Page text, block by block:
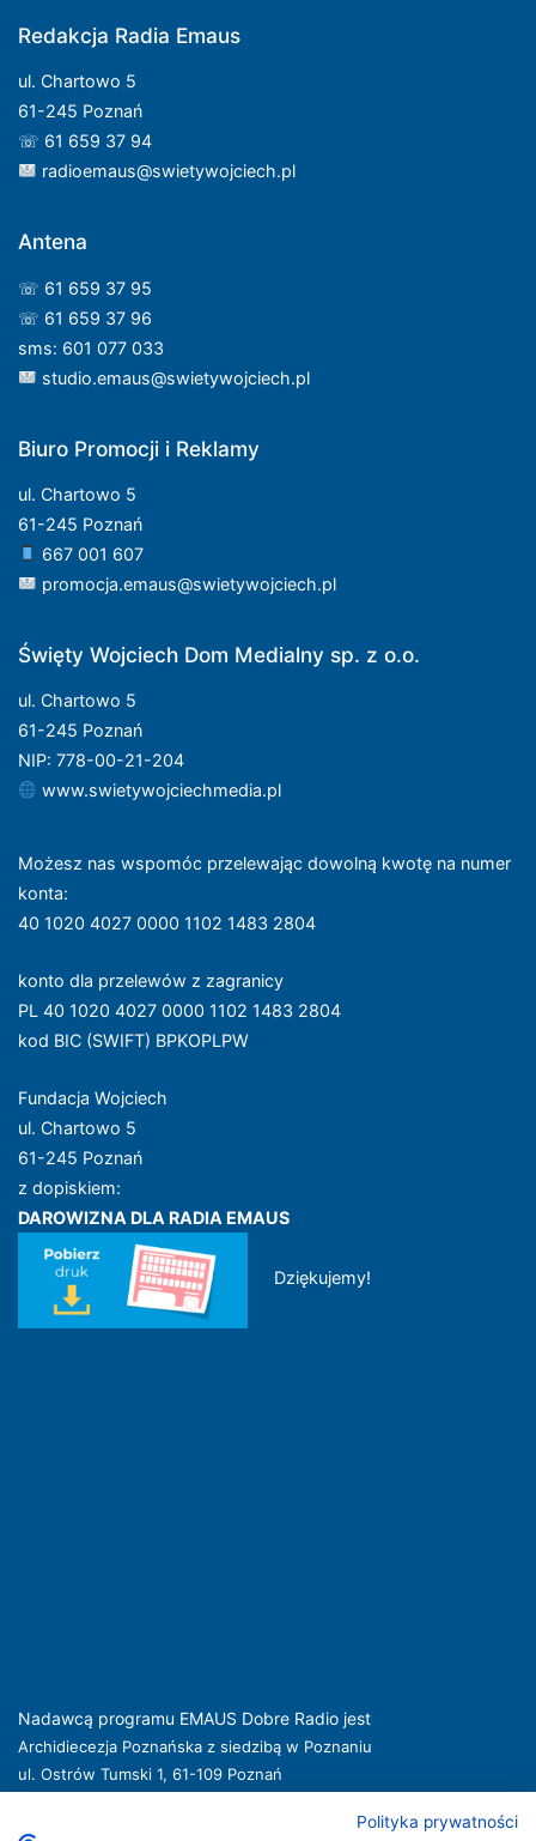
Redakcja Radia Emaus
ul. Chartowo 5
61-245 Poznań
☏ 61 659 37 94
radioemaus@swietywojciech.pl
Antena
☏ 61 659 37 95
☏ 61 659 37 96
sms: 601 077 033
studio.emaus@swietywojciech.pl
Biuro Promocji i Reklamy
ul. Chartowo 5
61-245 Poznań
667 001 607
promocja.emaus@swietywojciech.pl
Święty Wojciech Dom Medialny sp. z o.o.
ul. Chartowo 5
61-245 Poznań
NIP: 778-00-21-204
www.swietywojciechmedia.pl
Możesz nas wspomóc przelewając dowolną kwotę na numer
konta:
40 1020 4027 0000 1102 1483 2804
konto dla przelewów z zagranicy
PL 40 1020 4027 0000 1102 1483 2804
kod BIC (SWIFT) BPKOPLPW
Fundacja Wojciech
ul. Chartowo 5
61-245 Poznań
z dopiskiem:
DAROWIZNA DLA RADIA EMAUS
Dziękujemy!
Nadawcą programu EMAUS Dobre Radio jest
Archidiecezja Poznańska z siedzibą w Poznaniu
ul. Ostrów Tumski 1, 61-109 Poznań
Polityka prywatności